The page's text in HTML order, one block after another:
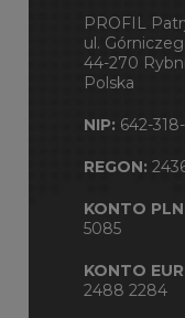
PROFIL
ul.
44-270
Polska
NIP: 642-
REGON:
KONTO
5085
KONTO
2488 2284